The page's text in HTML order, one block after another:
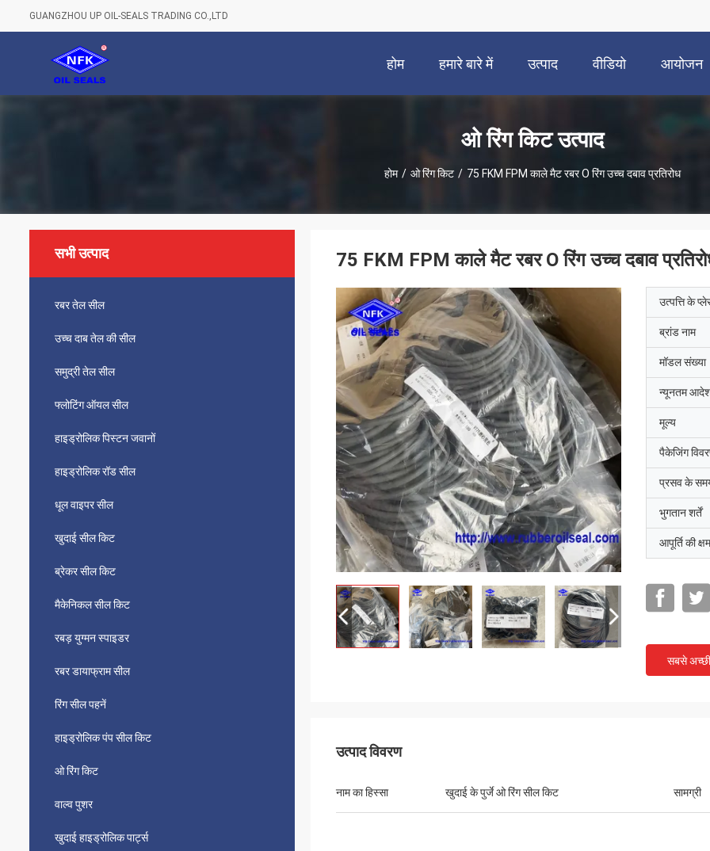
GUANGZHOU UP OIL-SEALS TRADING CO.,LTD
होम हमारे बारे में उत्पाद वीडियो आयोजन
ओ रिंग किट उत्पाद
होम / ओ रिंग किट / 75 FKM FPM काले मैट रबर O रिंग उच्च दबाव प्रतिरोध
सभी उत्पाद
रबर तेल सील
उच्च दाब तेल की सील
समुद्री तेल सील
फ्लोटिंग ऑयल सील
हाइड्रोलिक पिस्टन जवानों
हाइड्रोलिक रॉड सील
धूल वाइपर सील
खुदाई सील किट
ब्रेकर सील किट
मैकेनिकल सील किट
रबड़ युग्मन स्पाइडर
रबर डायाफ्राम सील
रिंग सील पहनें
हाइड्रोलिक पंप सील किट
ओ रिंग किट
वाल्व पुशर
खुदाई हाइड्रोलिक पार्ट्स
75 FKM FPM काले मैट रबर O रिंग उच्च दबाव
उत्पत्ति के
ब्रांड नाम
मॉडल संख्या
न्यूनतम आदेश
मूल्य
पैकेजिंग
प्रसव के
भुगतान शर्तें
आपूर्ति की
सबसे
उत्पाद विवरण
नाम का हिस्सा खुदाई के पुर्जे ओ रिंग सील किट सामग्री